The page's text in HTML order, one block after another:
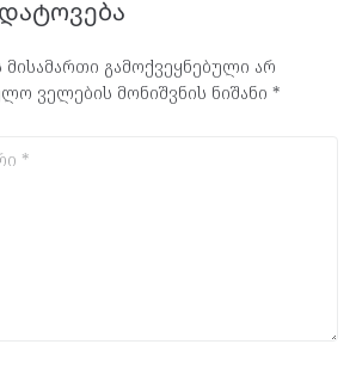
გამოქვეყნებული არ
ველების მონიშვნის ნიშანი *